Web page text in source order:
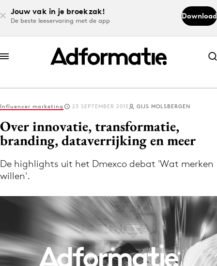
Jouw vak in je broekzak!
De beste leeservaring met de app
Download
Abonneer nu
Abonneer nu
Log in
Download de app
Volg het laatste nieuws via de Adformatie
Menu
Influencer marketing 23 SEPTEMBER 2015 GIJS MOLSBERGEN
Over innovatie, transformatie,
branding, dataverrijking en meer
De highlights uit het Dmexco debat 'Wat merken
willen'.